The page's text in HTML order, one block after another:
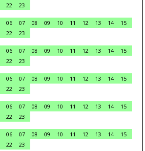
22
23
06 07 08 09 10 11 12 13 14
15
22
23
06 07 08 09 10 11 12 13 14
15
22
23
06 07 08 09 10 11 12 13 14
15
22
23
06 07 08 09 10 11 12 13 14
15
22
23
06 07 08 09 10 11 12 13 14
15
22
23